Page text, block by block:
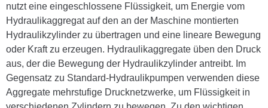
nutzt eine eingeschlossene Flüssigkeit, um Energie vom
Hydraulikaggregat auf den an der Maschine montierten
Hydraulikzylinder zu übertragen und eine lineare Bewegung
oder Kraft zu erzeugen. Hydraulikaggregate üben den Druck
aus, der die Bewegung der Hydraulikzylinder antreibt. Im
Gegensatz zu Standard-Hydraulikpumpen verwenden diese
Aggregate mehrstufige Drucknetzwerke, um Flüssigkeit in